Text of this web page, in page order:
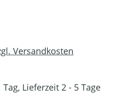
Versandkosten
Lieferzeit 2 - 5 Tage